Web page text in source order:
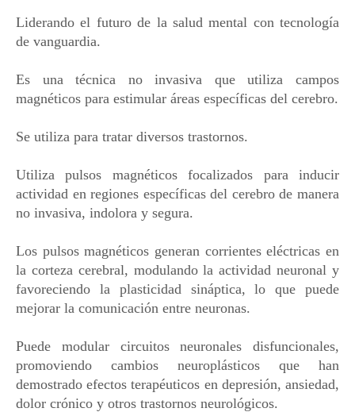
Liderando el futuro de la salud mental con tecnología
de vanguardia.
Es una técnica no invasiva que utiliza campos
magnéticos para estimular áreas específicas del cerebro.
Se utiliza para tratar diversos trastornos.
Utiliza pulsos magnéticos focalizados para inducir
actividad en regiones específicas del cerebro de manera
no invasiva, indolora y segura.
Los pulsos magnéticos generan corrientes eléctricas en
la corteza cerebral, modulando la actividad neuronal y
favoreciendo la plasticidad sináptica, lo que puede
mejorar la comunicación entre neuronas.
Puede modular circuitos neuronales disfuncionales,
promoviendo cambios neuroplásticos que han
demostrado efectos terapéuticos en depresión, ansiedad,
dolor crónico y otros trastornos neurológicos.